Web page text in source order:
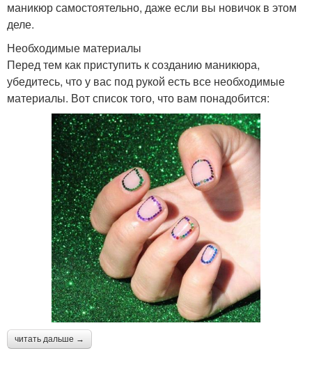
маникюр самостоятельно, даже если вы новичок в этом
деле.
Необходимые материалы
Перед тем как приступить к созданию маникюра,
убедитесь, что у вас под рукой есть все необходимые
материалы. Вот список того, что вам понадобится:
читать дальше →